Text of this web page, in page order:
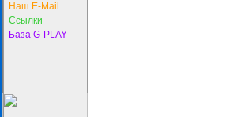
Наш E-Mail
Ссылки
База G-PLAY